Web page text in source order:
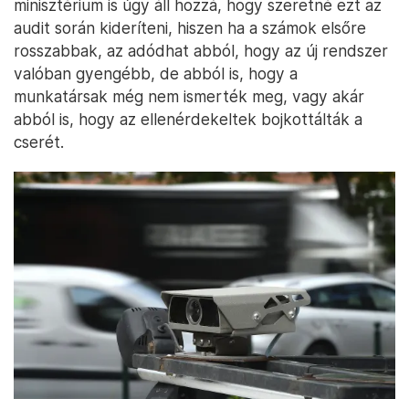
rendszer tartalmaz hardvereket (szervereket) és
szoftvereket, amelyekkel a NÚSZ a díjfizetéseket
nyomon követi, illetve szükség esetén a díjak
elmaradása után a bírságolást elindítja.
A forrásaink szerint az Asura ebbe az üzletbe
tudott belépni, csakhogy ez nem volt
zökkenőmentes, így különösen érdekes lesz, hogy
sikerül-e majd az I-Cell és az Asura közötti váltás.
Kívülről persze nem lehet megítélni, hogy az I-Cell
Mobilsoft vagy az Asura rendszere-e a jobb, a
minisztérium is úgy áll hozzá, hogy szeretné ezt az
audit során kideríteni, hiszen ha a számok elsőre
rosszabbak, az adódhat abból, hogy az új rendszer
valóban gyengébb, de abból is, hogy a
munkatársak még nem ismerték meg, vagy akár
abból is, hogy az ellenérdekeltek bojkottálták a